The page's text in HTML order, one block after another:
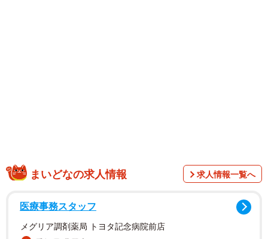
まいどなの求人情報 求人情報一覧へ
医療事務スタッフ
メグリア調剤薬局 トヨタ記念病院前店